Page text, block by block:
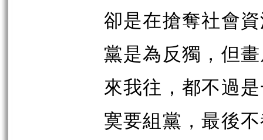
卻是在搶奪社會
黨是為反獨，但
來我往，都不過
寞要組黨，最後